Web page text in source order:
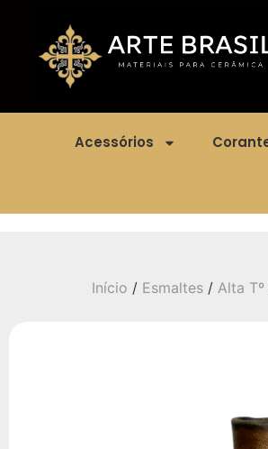
Acessórios
Início / Esmaltes / Alta